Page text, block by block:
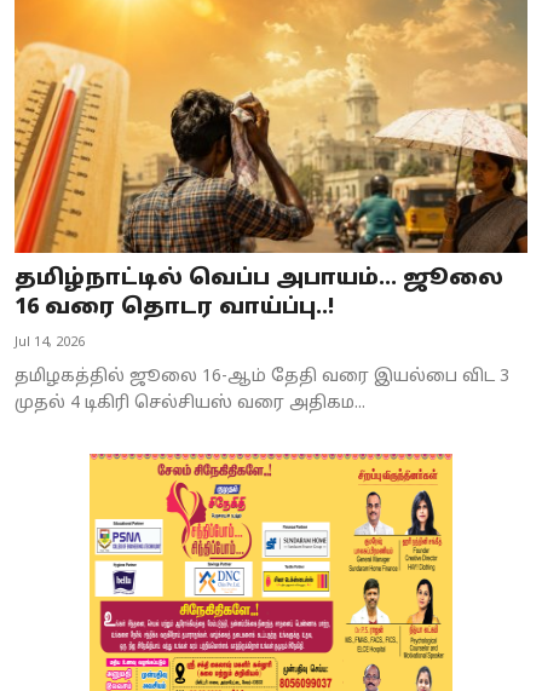
தமிழ்நாட்டில் வெப்ப அபாயம்… ஜூலை
16 வரை தொடர வாய்ப்பு..!
Jul 14, 2026
தமிழகத்தில் ஜூலை 16-ஆம் தேதி வரை இயல்பை விட 3
முதல் 4 டிகிரி செல்சியஸ் வரை அதிகம...